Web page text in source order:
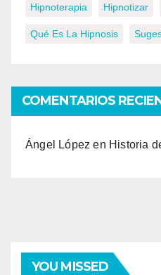
Hipnoterapia Hipnotizar
Qué Es La Hipnosis
COMENTARIOS
Ángel López en Historia
YOU MISSED